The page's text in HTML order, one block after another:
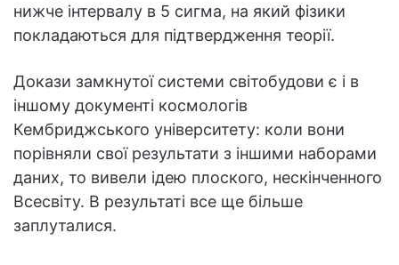
нижче інтервалу в 5 сигма, на який фізики
покладаються для підтвердження теорії.
Докази замкнутої системи світобудови є і в
іншому документі космологів
Кембриджського університету: коли вони
порівняли свої результати з іншими наборами
даних, то вивели ідею плоского, нескінченного
Всесвіту. В результаті все ще більше
заплуталися.